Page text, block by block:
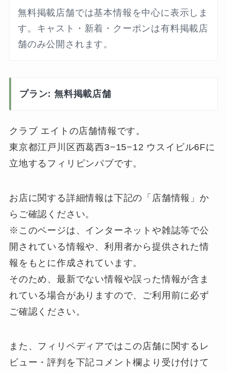
無料掲載店舗では基本情報を中心に表示しま
す。キャスト・新着・クーポンは有料掲載店
舗のみ公開されます。
プラン: 無料掲載店舗
クラブ エイトの店舗情報です。
東京都江戸川区西葛西3−15−12 ウスイビル6Fに
立地するフィリピンパブです。
お店に関する詳細情報は下記の「店舗情報」か
らご確認ください。
※このページは、インターネットや雑誌等で公
開されている情報や、利用者から提供された情
報をもとに作成されています。
そのため、最新でない情報や誤った情報が含ま
れている場合がありますので、ご利用前に必ず
ご確認ください。
また、フィリペディアではこの店舗に関するレ
ビュー・評判を下記コメント欄 より受け付けて